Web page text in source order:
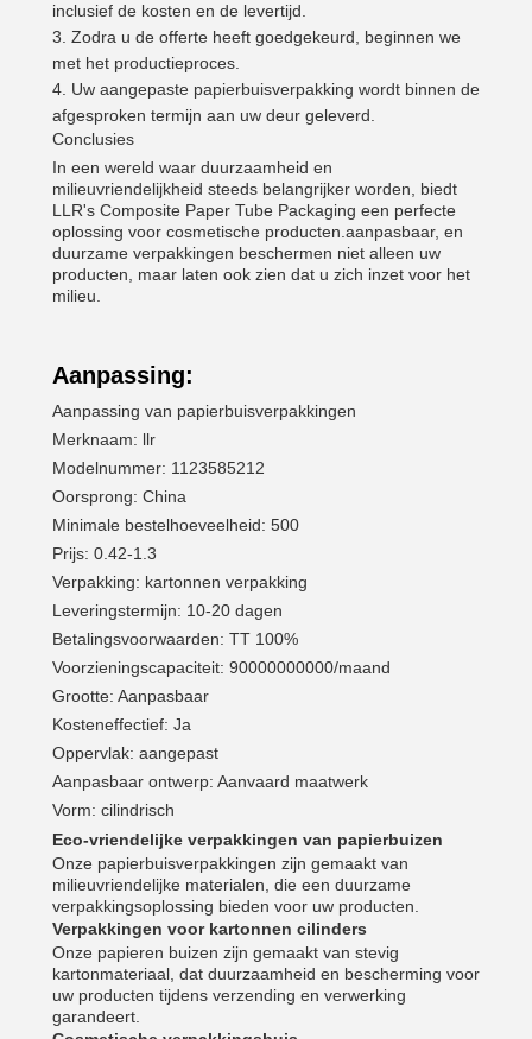
inclusief de kosten en de levertijd.
Zodra u de offerte heeft goedgekeurd, beginnen we
met het productieproces.
Uw aangepaste papierbuisverpakking wordt binnen de
afgesproken termijn aan uw deur geleverd.
Conclusies
In een wereld waar duurzaamheid en
milieuvriendelijkheid steeds belangrijker worden, biedt
LLR's Composite Paper Tube Packaging een perfecte
oplossing voor cosmetische producten.aanpasbaar, en
duurzame verpakkingen beschermen niet alleen uw
producten, maar laten ook zien dat u zich inzet voor het
milieu.
Aanpassing:
Aanpassing van papierbuisverpakkingen
Merknaam: llr
Modelnummer: 1123585212
Oorsprong: China
Minimale bestelhoeveelheid: 500
Prijs: 0.42-1.3
Verpakking: kartonnen verpakking
Leveringstermijn: 10-20 dagen
Betalingsvoorwaarden: TT 100%
Voorzieningscapaciteit: 90000000000/maand
Grootte: Aanpasbaar
Kosteneffectief: Ja
Oppervlak: aangepast
Aanpasbaar ontwerp: Aanvaard maatwerk
Vorm: cilindrisch
Eco-vriendelijke verpakkingen van papierbuizen
Onze papierbuisverpakkingen zijn gemaakt van
milieuvriendelijke materialen, die een duurzame
verpakkingsoplossing bieden voor uw producten.
Verpakkingen voor kartonnen cilinders
Onze papieren buizen zijn gemaakt van stevig
kartonmateriaal, dat duurzaamheid en bescherming voor
uw producten tijdens verzending en verwerking
garandeert.